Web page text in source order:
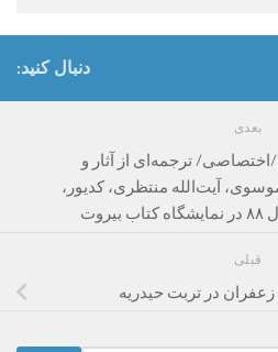
دنبال کنید:
بعدی
اختصاصی/ ترجمه‌ای از آثار و
آیت‌الله منتظری، کدیور،
قبلی